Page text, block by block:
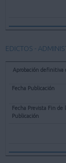
EDICTOS -
Aprobación definitiva